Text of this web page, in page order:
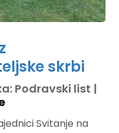
skrbi
Podravski list |
Svitanje na